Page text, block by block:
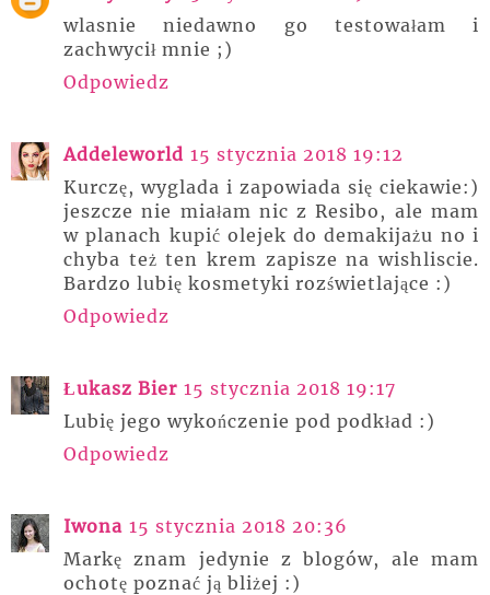
wlasnie niedawno go testowałam i
zachwycił mnie ;)
Odpowiedz
Addeleworld 15 stycznia 2018 19:12
Kurczę, wyglada i zapowiada się ciekawie:)
jeszcze nie miałam nic z Resibo, ale mam
w planach kupić olejek do demakijażu no i
chyba też ten krem zapisze na wishliscie.
Bardzo lubię kosmetyki rozświetlające :)
Odpowiedz
Łukasz Bier 15 stycznia 2018 19:17
Lubię jego wykończenie pod podkład :)
Odpowiedz
Iwona 15 stycznia 2018 20:36
Markę znam jedynie z blogów, ale mam
ochotę poznać ją bliżej :)